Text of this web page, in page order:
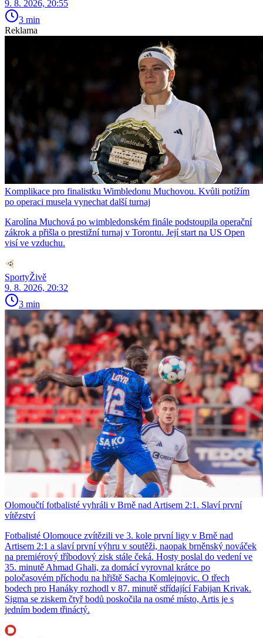
9. 8. 2026, 20:55
3 min
Reklama
Komplikace pro finalistku Wimbledonu Muchovou. Kvůli potížím
po operaci musela vynechat další turnaj
Karolína Muchová po wimbledonském finále podstoupila operační
zákrok a přišla o prestižní turnaj v Torontu. Její start na US Open
visí ve vzduchu.
SportyŽivě
9. 8. 2026, 20:32
3 min
Olomoučtí fotbalisté vyhráli v Brně nad Artisem 2:1. Slaví první
vítězství
Fotbalisté Olomouce zvítězili ve 3. kole první ligy v Brně nad
Artisem 2:1 a slaví první výhru v soutěži, naopak brněnský nováček
na premiérový tříbodový zisk stále čeká. Hosty poslal do vedení ve
35. minutě Ahmad Ghali, za domácí vyrovnal krátce po
poločasovém příchodu na hřiště Sacha Komlejnovic. O třech
bodech pro Hanáky rozhodl v 87. minutě střídající Fabijan Krivak.
Sigma se ziskem čtyř bodů poskočila na osmé místo, Artis je s
jedním bodem třináctý.